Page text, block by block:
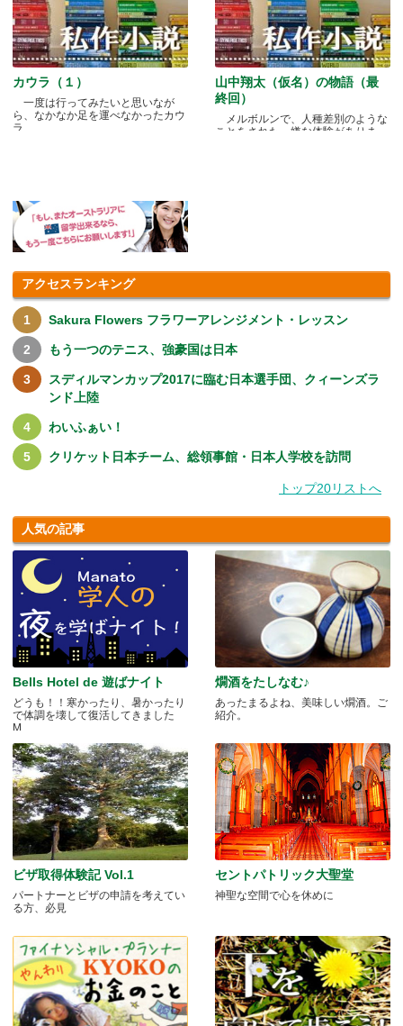
カウラ（１）
一度は行ってみたいと思いなが
ら、なかなか足を運べなかったカウ
ラ.....
山中翔太（仮名）の物語（最
終回）
メルボルンで、人種差別のような
ことをされた、嫌な体験がありま
アクセスランキング
Sakura Flowers フラワーアレンジメント・レッスン
もう一つのテニス、強豪国は日本
スディルマンカップ2017に臨む日本選手団、クィーンズラ
ンド上陸
わいふぁい！
クリケット日本チーム、総領事館・日本人学校を訪問
トップ20リストへ
人気の記事
Bells Hotel de 遊ばナイト
どうも！！寒かったり、暑かったり
で体調を壊して復活してきました
M.....
燗酒をたしなむ♪
あったまるよね、美味しい燗酒。ご
紹介。
ビザ取得体験記 Vol.1
パートナーとビザの申請を考えてい
る方、必見
セントパトリック大聖堂
神聖な空間で心を休めに